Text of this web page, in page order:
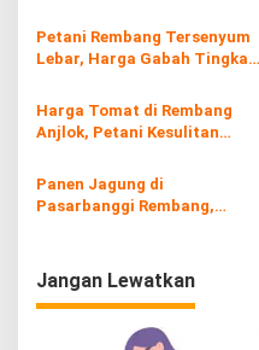
p
o
s
Petani Rembang Tersenyum
Lebar, Harga Gabah Tingkat
Kilogram
Harga Tomat di Rembang
Anjlok, Petani Kesulitan
Panen Jagung di
Pasarbanggi Rembang,
Jangan Lewatkan